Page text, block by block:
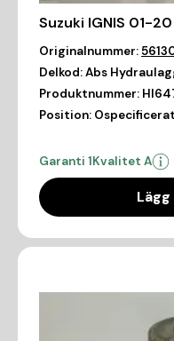
Suzuki IGNIS 01-
Originalnummer:
Delkod:Abs
Produktnummer:
Position: Ospecificerat
Garanti 1Kvalitet A